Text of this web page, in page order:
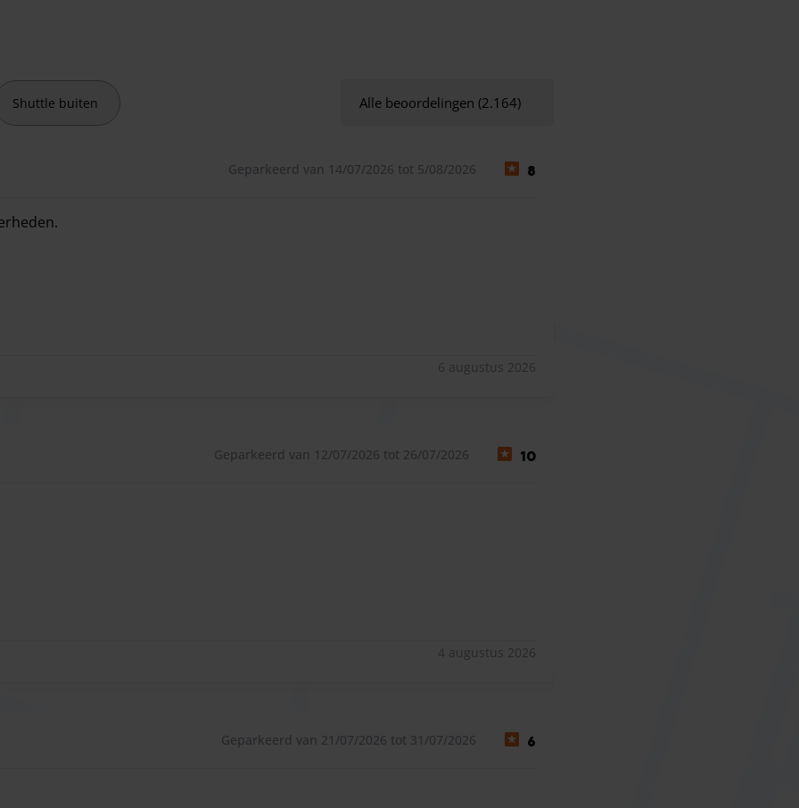
per persoon.
van 02:30 uur tot 06:00 uur): € 9,99
Shuttle buiten Alle beoordelingen (2.164)
Geparkeerd van 14/07/2026 tot 5/08/2026 8
6 augustus 2026
Geparkeerd van 12/07/2026 tot 26/07/2026 10
4 augustus 2026
Geparkeerd van 21/07/2026 tot 31/07/2026 6